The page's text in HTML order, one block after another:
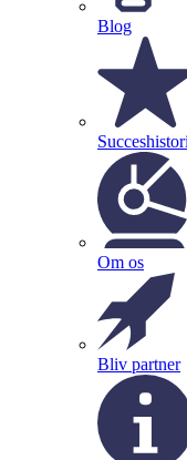
Blog
Om os
Bliv partner